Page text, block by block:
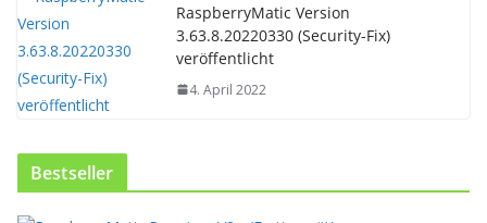
RaspberryMatic Version
3.63.8.20220330 (Security-Fix)
veröffentlicht
4. April 2022
Bestseller